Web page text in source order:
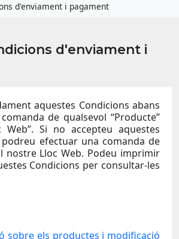
d'enviament i pagament
d'enviament i
aquestes Condicions abans
de qualsevol “Producte”
Web”. Si no accepteu aquestes
efectuar una comanda de
nostre Lloc Web. Podeu imprimir
Condicions per consultar-les
sobre els productes i modificació